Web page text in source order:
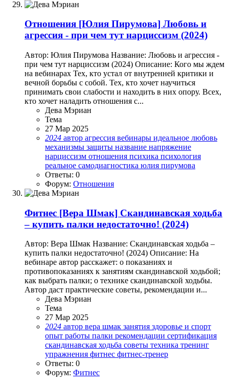
Отношения [Юлия Пирумова] Любовь и
агрессия - при чем тут нарциссизм (2024)
Автор: Юлия Пирумова Название: Любовь и агрессия -
при чем тут нарциссизм (2024) Описание: Кого мы ждем
на вебинарах Тех, кто устал от внутренней критики и
вечной борьбы с собой. Тех, кто хочет научиться
принимать свои слабости и находить в них опору. Всех,
кто хочет наладить отношения с...
Дева Мэриан
Тема
27 Мар 2025
2024 автор агрессия вебинары идеальное любовь
механизмы защиты название напряжение
нарциссизм отношения психика психология
реальное самодиагностика юлия пирумова
Ответы: 0
Форум: Отношения
Фитнес [Вера Шмак] Скандинавская ходьба
– купить палки недостаточно! (2024)
Автор: Вера Шмак Название: Скандинавская ходьба –
купить палки недостаточно! (2024) Описание: На
вебинаре автор расскажет: о показаниях и
противопоказаниях к занятиям скандинавской ходьбой;
как выбрать палки; о технике скандинавской ходьбы.
Автор даст практические советы, рекомендации и...
Дева Мэриан
Тема
27 Мар 2025
2024 автор вера шмак занятия здоровье и спорт
опыт работы палки рекомендации сертификация
скандинавская ходьба советы техника тренинг
упражнения фитнес фитнес-тренер
Ответы: 0
Форум: Фитнес